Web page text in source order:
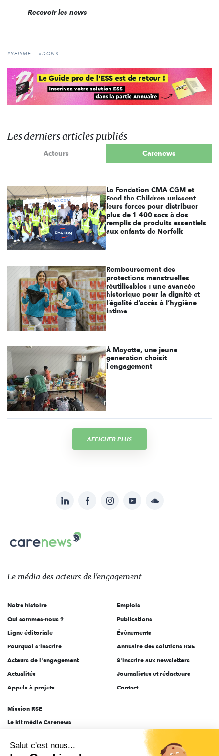
Recevoir les news
#SÉISME #DONS
Les derniers articles publiés
Acteurs Carenews
La Fondation CMA CGM et
Feed the Children unissent
leurs forces pour distribuer
plus de 1 400 sacs à dos
remplis de produits essentiels
aux enfants de Norfolk
Remboursement des
protections menstruelles
réutilisables : une avancée
historique pour la dignité et
l’égalité d’accès à l’hygiène
intime
À Mayotte, une jeune
génération choisit
l'engagement
AFFICHER PLUS
sur:
LinkedInFacebookInstagramYouTubeSoundcloud
Carenews,
Le
des
l'engagement
Le média des acteurs de l'engagement
Notre histoire
Qui sommes-nous ?
Ligne éditoriale
Pourquoi s'inscrire
Acteurs de l'engagement
Actualités
Appels à projets
Emplois
Publications
Évènements
Annuaire des solutions RSE
S'inscrire aux newsletters
Journalistes et rédacteurs
Contact
Mission RSE
Le kit média Carenews
AEF info
Salut c'est nous...